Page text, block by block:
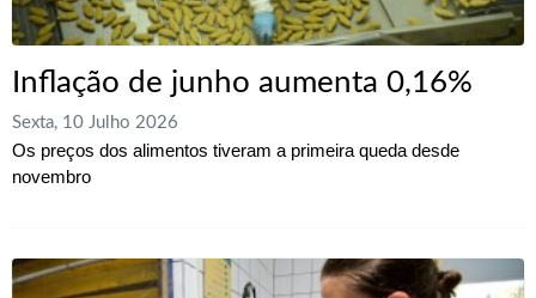
Inflação de junho aumenta 0,16%
Sexta, 10 Julho 2026
Os preços dos alimentos tiveram a primeira queda desde
novembro